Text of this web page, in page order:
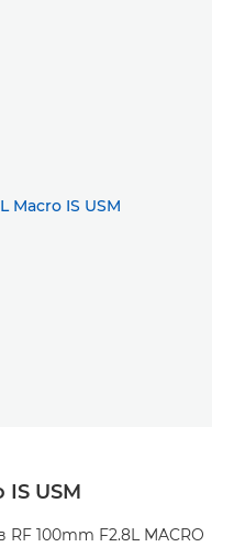
IS USM
100mm F2.8L MACRO